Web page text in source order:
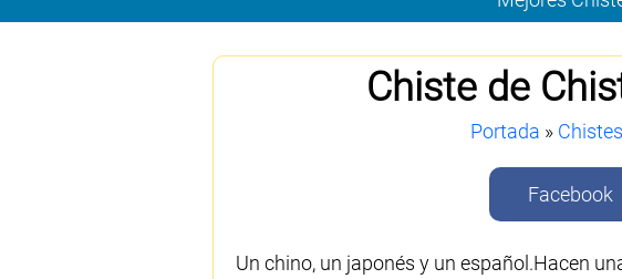
Chiste de
Portada »
Facebook
Un chino, un japonés y un español.Hacen